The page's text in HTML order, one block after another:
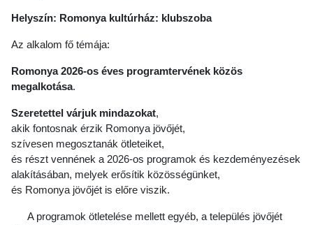
Helyszín: Romonya kultúrház: klubszoba
Az alkalom fő témája:
Romonya 2026-os éves programtervének közös
megalkotása.
Szeretettel várjuk mindazokat,
akik fontosnak érzik Romonya jövőjét,
szívesen megosztanák ötleteiket,
és részt vennének a 2026-os programok és kezdeményezések
alakításában, melyek erősítik közösségünket,
és Romonya jövőjét is előre viszik.
A programok ötletelése mellett egyéb, a település jövőjét